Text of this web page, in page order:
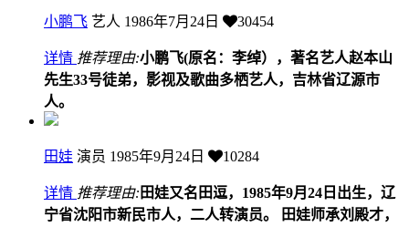
小鹏飞 艺人 1986年7月24日 30454
详情 推荐理由:小鹏飞(原名：李绰），著名艺人赵本山
先生33号徒弟，影视及歌曲多栖艺人，吉林省辽源市
人。
田娃 演员 1985年9月24日 10284
详情 推荐理由: 田娃又名田逗，1985年9月24日出生，辽
宁省沈阳市新民市人，二人转演员。 田娃师承刘殿才，